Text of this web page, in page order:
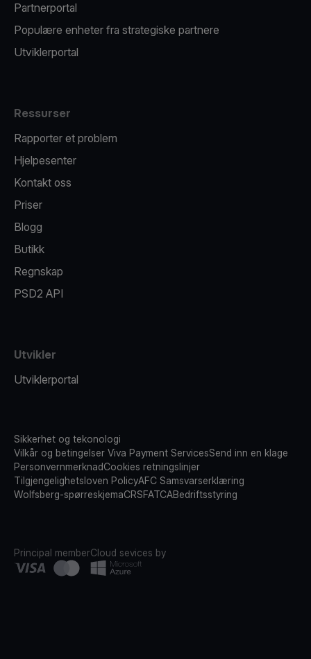
Partnerportal
Populære enheter fra strategiske partnere
Utviklerportal
Ressurser
Rapporter et problem
Hjelpesenter
Kontakt oss
Priser
Blogg
Butikk
Regnskap
PSD2 API
Utvikler
Utviklerportal
Sikkerhet og tekonologi
Vilkår og betingelser Viva Payment ServicesSend inn en klage
PersonvernmerknadCookies retningslinjer
Tilgjengelighetsloven PolicyAFC Samsvarserklæring
Wolfsberg-spørreskjemaCRSFATCABedriftsstyring
Principal memberCloud sevices by